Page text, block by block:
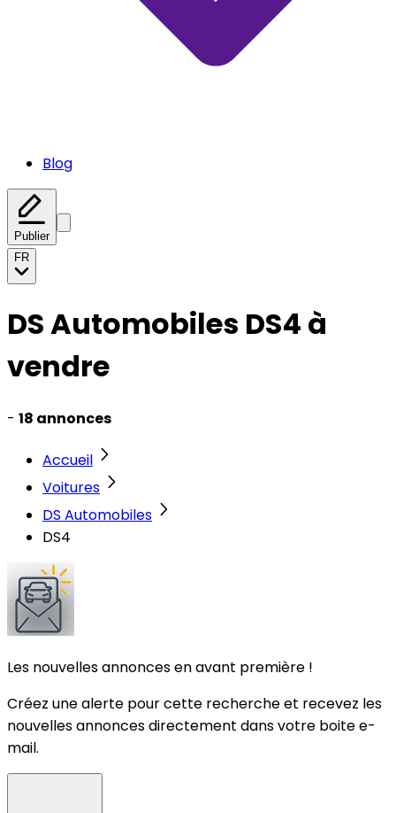
Blog
Publier
FR
DS Automobiles DS4 à
vendre
- 18 annonces
Accueil
Voitures
DS Automobiles
DS4
Les nouvelles annonces en avant première !
Créez une alerte pour cette recherche et recevez les
nouvelles annonces directement dans votre boite e-
mail.